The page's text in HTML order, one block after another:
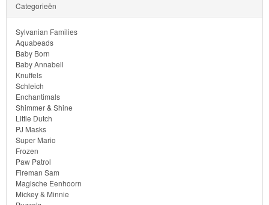
Finding
Dory
Planes
Sofia
het
prinsesje
Barbie
Bob
de
Categorieën
Sylvanian Families
Aquabeads
Baby Born
Baby Annabell
Knuffels
Schleich
Enchantimals
Shimmer & Shine
Little Dutch
PJ Masks
Super Mario
Frozen
Paw Patrol
Fireman Sam
Magische Eenhoorn
Mickey & Minnie